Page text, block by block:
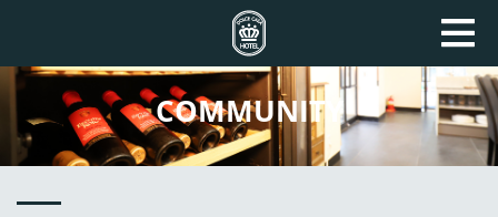
COMMUNITY